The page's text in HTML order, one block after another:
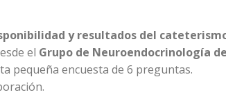
y resultados del
el Grupo de Neuroendocrinología de
pequeña encuesta de 6 preguntas.